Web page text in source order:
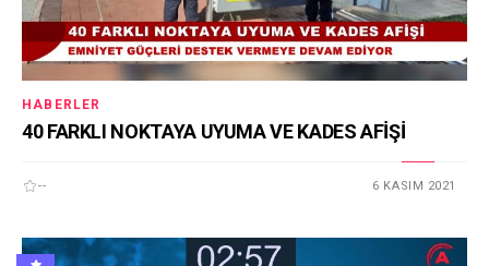
HABERLER
40 FARKLI NOKTAYA UYUMA VE KADES AFİŞİ
-- 6 KASIM 2021